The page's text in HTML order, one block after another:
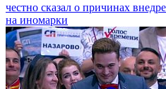
честно сказал о причинах
на иномарки